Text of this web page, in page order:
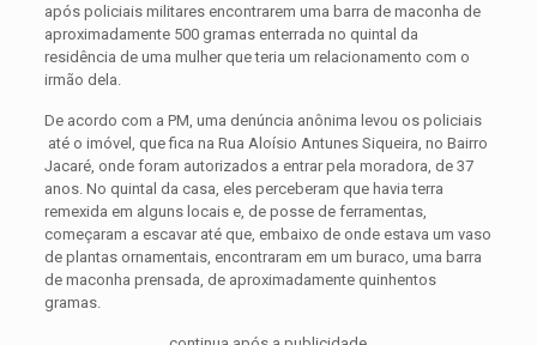
após policiais militares encontrarem uma barra de maconha de
aproximadamente 500 gramas enterrada no quintal da
residência de uma mulher que teria um relacionamento com o
irmão dela.
De acordo com a PM, uma denúncia anônima levou os policiais
até o imóvel, que fica na Rua Aloísio Antunes Siqueira, no Bairro
Jacaré, onde foram autorizados a entrar pela moradora, de 37
anos. No quintal da casa, eles perceberam que havia terra
remexida em alguns locais e, de posse de ferramentas,
começaram a escavar até que, embaixo de onde estava um vaso
de plantas ornamentais, encontraram em um buraco, uma barra
de maconha prensada, de aproximadamente quinhentos
gramas.